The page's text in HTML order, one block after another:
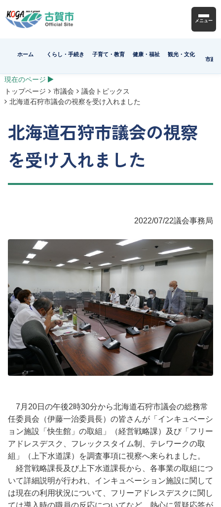
メニュー
ホーム くらし・手続き 子育て・教育 健康・福祉
観光・文化
市政
現在のページ
トップページ
市議会
議会トピックス
北海道石狩市議会の視察を受け入れました
北海道石狩市議会の視察
を受け入れました
2022/07/22議会事務局
7月20日の午後2時30分から北海道石狩市議会の総務常
任委員会（伊藤一治委員長）の皆さんが「インキュベーシ
ョン施設「快生館」の取組」（経営戦略課）及び「フリー
アドレスデスク、フレックスタイム制、テレワークの取
組」（上下水道課）を調査事項に視察へ来られました。
経営戦略課長及び上下水道課長から、各事業の取組につ
いて詳細説明が行われ、インキュベーション施設に関して
は現在の利用状況について、フリーアドレスデスクに関し